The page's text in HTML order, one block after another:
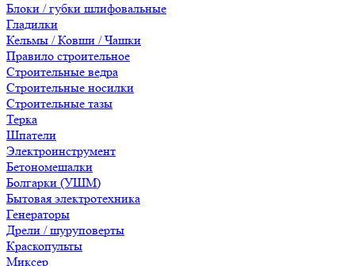
Блоки / губки шлифовальные
Гладилки
Кельмы / Ковши / Чашки
Правило строительное
Строительные ведра
Строительные носилки
Строительные тазы
Терка
Шпатели
Электроинструмент
Бетономешалки
Болгарки (УШМ)
Бытовая электротехника
Генераторы
Дрели / шуруповерты
Краскопульты
Миксер